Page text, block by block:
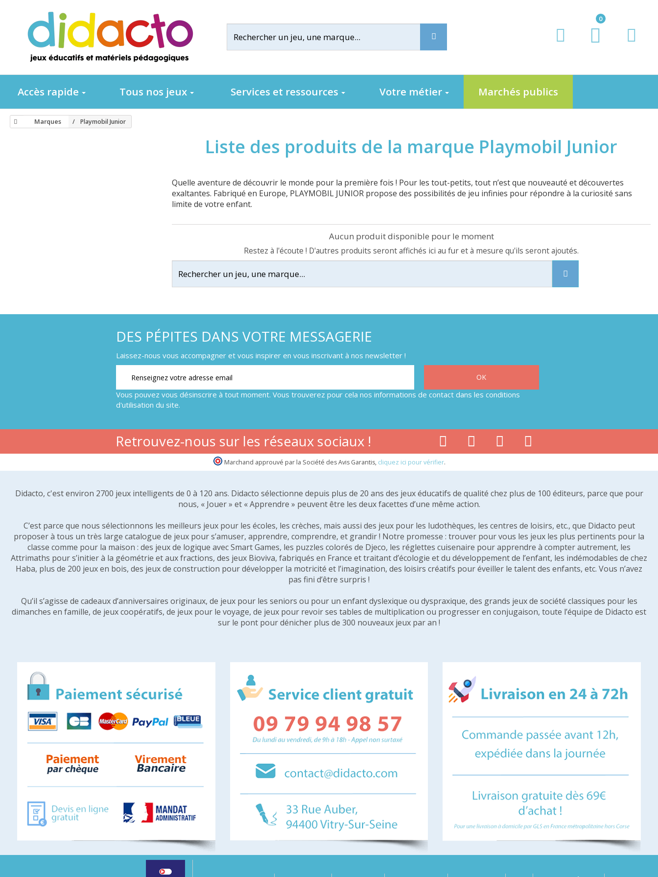
0
Accès rapide Tous nos jeux Services et ressources Votre métier Marchés publics
Marques Playmobil Junior
Liste des produits de la marque Playmobil Junior
Quelle aventure de découvrir le monde pour la première fois ! Pour les tout-petits, tout n’est que nouveauté et découvertes
exaltantes. Fabriqué en Europe, PLAYMOBIL JUNIOR propose des possibilités de jeu infinies pour répondre à la curiosité sans
limite de votre enfant.
Aucun produit disponible pour le moment
Restez à l'écoute ! D'autres produits seront affichés ici au fur et à mesure qu'ils seront ajoutés.
DES PÉPITES DANS VOTRE MESSAGERIE
Laissez-nous vous accompagner et vous inspirer en vous inscrivant à nos newsletter !
Vous pouvez vous désinscrire à tout moment. Vous trouverez pour cela nos informations de contact dans les conditions
d'utilisation du site.
Retrouvez-nous sur les réseaux sociaux !
Marchand approuvé par la Société des Avis Garantis, cliquez ici pour vérifier.
Didacto, c'est environ 2700 jeux intelligents de 0 à 120 ans. Didacto sélectionne depuis plus de 20 ans des jeux éducatifs de qualité chez plus de 100 éditeurs, parce que pour
nous, « Jouer » et « Apprendre » peuvent être les deux facettes d’une même action.
C’est parce que nous sélectionnons les meilleurs jeux pour les écoles, les crèches, mais aussi des jeux pour les ludothèques, les centres de loisirs, etc., que Didacto peut
proposer à tous un très large catalogue de jeux pour s’amuser, apprendre, comprendre, et grandir ! Notre promesse : trouver pour vous les jeux les plus pertinents pour la
classe comme pour la maison : des jeux de logique avec Smart Games, les puzzles colorés de Djeco, les réglettes cuisenaire pour apprendre à compter autrement, les
Attrimaths pour s’initier à la géométrie et aux fractions, des jeux Bioviva, fabriqués en France et traitant d’écologie et du développement de l’enfant, les indémodables de chez
Haba, plus de 200 jeux en bois, des jeux de construction pour développer la motricité et l’imagination, des loisirs créatifs pour éveiller le talent des enfants, etc. Vous n’avez
pas fini d’être surpris !
Qu’il s’agisse de cadeaux d’anniversaires originaux, de jeux pour les seniors ou pour un enfant dyslexique ou dyspraxique, des grands jeux de société classiques pour les
dimanches en famille, de jeux coopératifs, de jeux pour le voyage, de jeux pour revoir ses tables de multiplication ou progresser en conjugaison, toute l’équipe de Didacto est
sur le pont pour dénicher plus de 300 nouveaux jeux par an !